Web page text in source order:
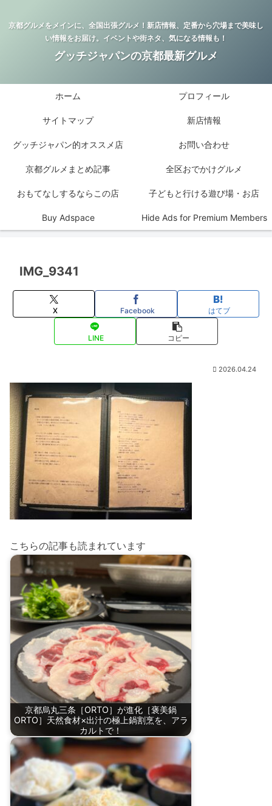
京都グルメをメインに、全国出張グルメ！新店情報、定番から穴場まで美味し
い情報をお届け。イベントや街ネタ、気になる情報も！
グッチジャパンの京都最新グルメ
ホーム プロフィール
サイトマップ 新店情報
グッチジャパン的オススメ店 お問い合わせ
京都グルメまとめ記事 全区おでかけグルメ
おもてなしするならこの店 子どもと行ける遊び場・お店
Buy Adspace Hide Ads for Premium Members
IMG_9341
X Facebook はてブ
LINE コピー
2026.04.24
こちらの記事も読まれています
京都烏丸三条［ORTO］が進化［褒美鍋
ORTO］天然食材×出汁の極上鍋割烹を、アラ
カルトで！